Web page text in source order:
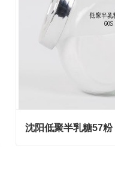
沈阳低聚半乳糖57粉